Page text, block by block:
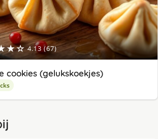
4.13 (67)
cookies (gelukskoekjes)